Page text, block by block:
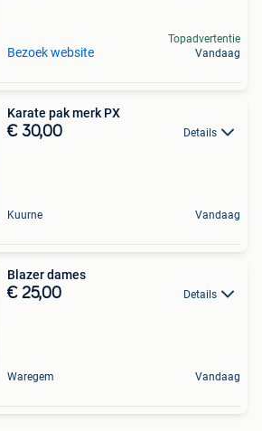
Bezoek website
Topadvertentie
Vandaag
Karate pak merk PX
€ 30,00 Details
Kuurne Vandaag
Blazer dames
€ 25,00 Details
Waregem Vandaag